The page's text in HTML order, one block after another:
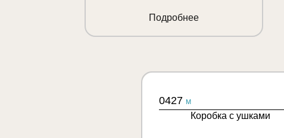
Подробнее
0427 M
Коробка с ушками